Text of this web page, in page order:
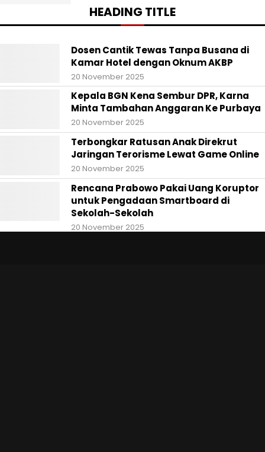
HEADING TITLE
Dosen Cantik Tewas Tanpa Busana di
Kamar Hotel dengan Oknum AKBP
20 November 2025
Kepala BGN Kena Sembur DPR, Karna
Minta Tambahan Anggaran Ke Purbaya
20 November 2025
Terbongkar Ratusan Anak Direkrut
Jaringan Terorisme Lewat Game Online
20 November 2025
Rencana Prabowo Pakai Uang Koruptor
untuk Pengadaan Smartboard di
Sekolah-Sekolah
20 November 2025